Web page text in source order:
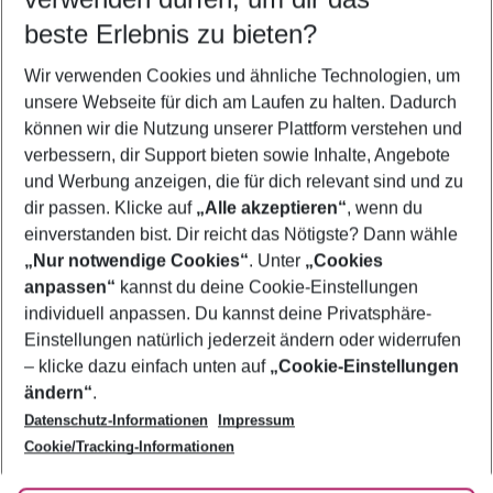
5-8 Nächte
2 Erwachsene Keine Kinder
Mehr Filter anzeigen
Footer
Footer navigation
Über uns
AGB
Bestpreisgarantie
Cookie-Einstellungen ändern
Cookie-Richtlinie
Agenturbetreuung
Barrierefreies Reisen
Folge uns
beste Erlebnis zu bieten?
Wir verwenden Cookies und ähnliche Technologien, um
unsere Webseite für dich am Laufen zu halten. Dadurch
können wir die Nutzung unserer Plattform verstehen und
verbessern, dir Support bieten sowie Inhalte, Angebote
und Werbung anzeigen, die für dich relevant sind und zu
dir passen. Klicke auf „Alle akzeptieren“, wenn du
einverstanden bist. Dir reicht das Nötigste? Dann wähle
„Nur notwendige Cookies“. Unter „Cookies
anpassen“ kannst du deine Cookie-Einstellungen
individuell anpassen. Du kannst deine Privatsphäre-
Einstellungen natürlich jederzeit ändern oder widerrufen
– klicke dazu einfach unten auf „Cookie-Einstellungen
ändern“.
Datenschutz-Informationen
Impressum
Cookie/Tracking-Informationen